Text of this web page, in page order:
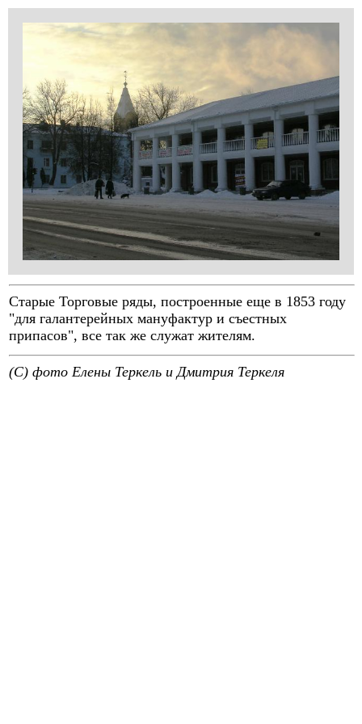
Старые Торговые ряды, построенные еще в 1853 году
"для галантерейных мануфактур и съестных
припасов", все так же служат жителям.
(C) фото Елены Теркель и Дмитрия Теркеля